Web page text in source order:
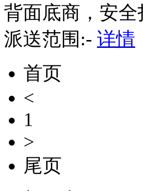
背面底商，安
派送范围:- 详情
首页
<
1
>
尾页